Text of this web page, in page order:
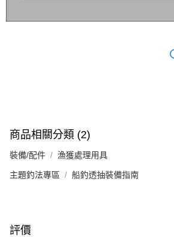
商品相關分類 (2)
裝備/配件 漁獲處理用具
主題釣法專區 船釣透抽裝備指南
評價